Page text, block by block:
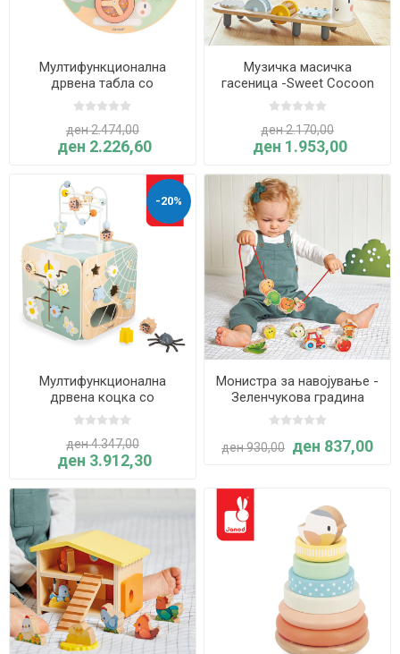
Мултифункционална
дрвена табла со
активности ГРАДИНА -
Sweet Cocoon - Janod
ден 2.474,00
ден 2.226,60
Музичка масичка
гасеница -Sweet Cocoon
ден 2.170,00
ден 1.953,00
-20%
Мултифункционална
дрвена коцка со
активности ГРАДИНА -
ден 4.347,00
ден 3.912,30
Монистра за навојување -
Зеленчукова градина
ден 930,00 ден 837,00